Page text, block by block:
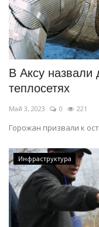
В Аксу назвали
теплосетях
Май 3, 2023 0 221
Горожан призвали к
Инфраструктура